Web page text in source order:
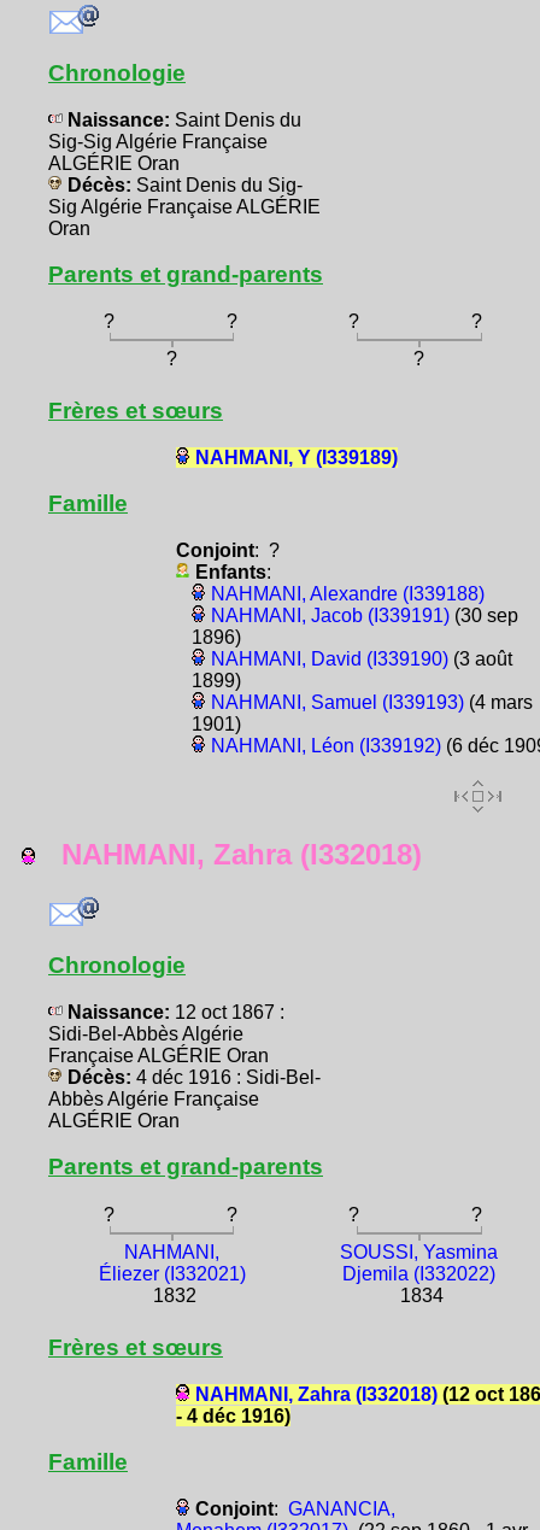
Chronologie
Naissance: Saint Denis du
Sig-Sig Algérie Française
ALGÉRIE Oran
Décès: Saint Denis du Sig-
Sig Algérie Française ALGÉRIE
Oran
Parents et grand-parents
? ? ?
?
?
?
Frères et sœurs
NAHMANI, Y (I339189)
Famille
Conjoint: ?
Enfants:
NAHMANI, Alexandre (I339188)
NAHMANI, Jacob (I339191)(30 sep
1896)
NAHMANI, David (I339190)(3 août
1899)
NAHMANI, Samuel (I339193)(4 mars
1901)
NAHMANI, Léon (I339192)(6 déc
NAHMANI, Zahra (I332018)
Chronologie
Naissance: 12 oct 1867 :
Sidi-Bel-Abbès Algérie
Française ALGÉRIE Oran
Décès: 4 déc 1916 : Sidi-Bel-
Abbès Algérie Française
ALGÉRIE Oran
Parents et grand-parents
? ? ?
?
NAHMANI,
Éliezer (I332021)
1832
SOUSSI, Yasmina
Djemila (I332022)
1834
Frères et sœurs
NAHMANI, Zahra (I332018)(12 oct
- 4 déc 1916)
Famille
Conjoint: GANANCIA,